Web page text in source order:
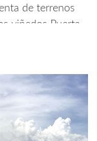
de terrenos
viñedos Puerta
exclusivas,
la mejor
para
y llevando todo